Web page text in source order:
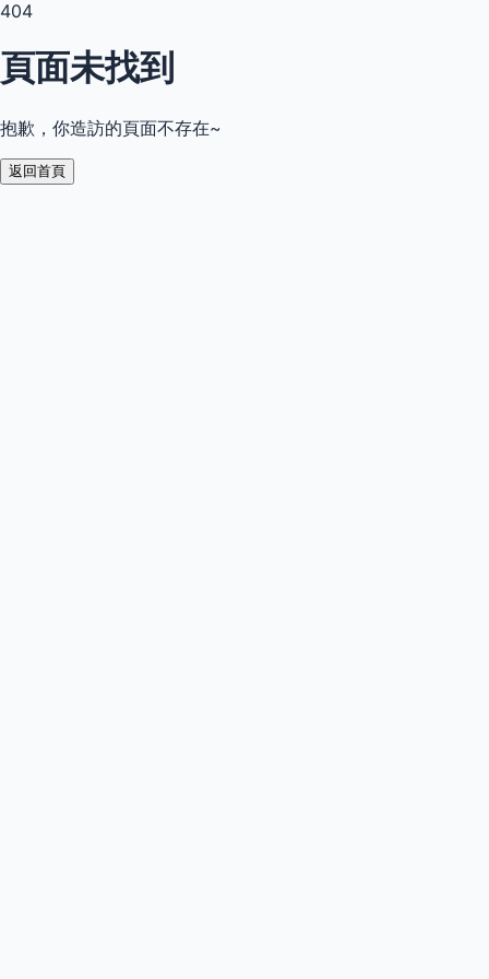
404
頁面未找到
抱歉，你造訪的頁面不存在~
返回首頁